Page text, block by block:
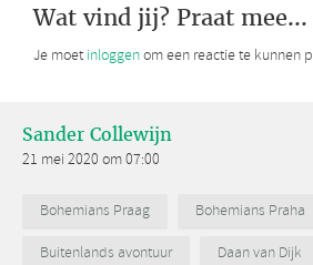
Wat vind jij? Praat mee...
Je moet inloggenom een reactie te kunnen
Sander Collewijn
21 mei 2020 om 07:00
Bohemians Praag
Bohemians Praha
Buitenlands avontuur
Daan van Dijk